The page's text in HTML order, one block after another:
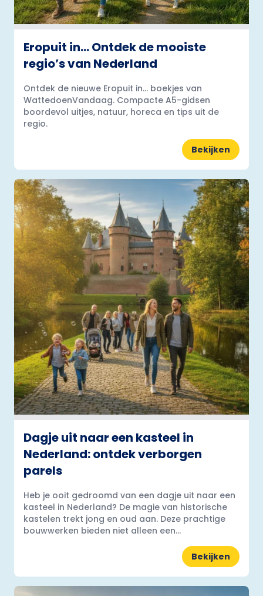
Eropuit in… Ontdek de mooiste
regio’s van Nederland
Ontdek de nieuwe Eropuit in... boekjes van
WattedoenVandaag. Compacte A5-gidsen
boordevol uitjes, natuur, horeca en tips uit de
regio.
Bekijken
Dagje uit naar een kasteel in
Nederland: ontdek verborgen
parels
Heb je ooit gedroomd van een dagje uit naar een
kasteel in Nederland? De magie van historische
kastelen trekt jong en oud aan. Deze prachtige
bouwwerken bieden niet alleen een...
Bekijken